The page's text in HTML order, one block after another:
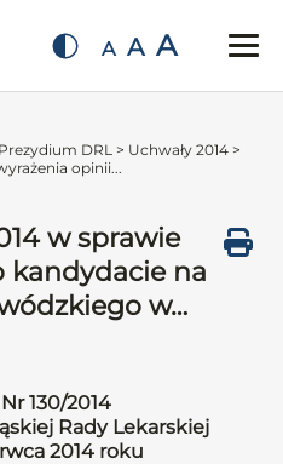
A A A
DRL > Uchwały 2014 >
opinii...
w sprawie
kandydacie na
w…
130/2014
Rady Lekarskiej
2014 roku